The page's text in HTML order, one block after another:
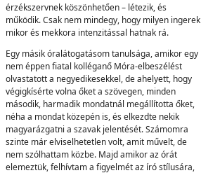
érzékszervnek köszönhetően – létezik, és
működik. Csak nem mindegy, hogy milyen ingerek
mikor és mekkora intenzitással hatnak rá.
Egy másik óralátogatásom tanulsága, amikor egy
nem éppen fiatal kolléganő Móra-elbeszélést
olvastatott a negyedikesekkel, de ahelyett, hogy
végigkísérte volna őket a szövegen, minden
második, harmadik mondatnál megállította őket,
néha a mondat közepén is, és elkezdte nekik
magyarázgatni a szavak jelentését. Számomra
szinte már elviselhetetlen volt, amit művelt, de
nem szólhattam közbe. Majd amikor az órát
elemeztük, felhívtam a figyelmét az író stílusára,